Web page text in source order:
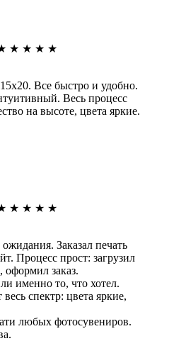
★ ★ ★ ★
Все быстро и удобно.
Весь процесс
на высоте, цвета яркие.
★ ★ ★ ★
Заказал печать
Процесс прост: загрузил
оформил заказ.
именно то, что хотел.
спектр: цвета яркие,
любых фотосувениров.